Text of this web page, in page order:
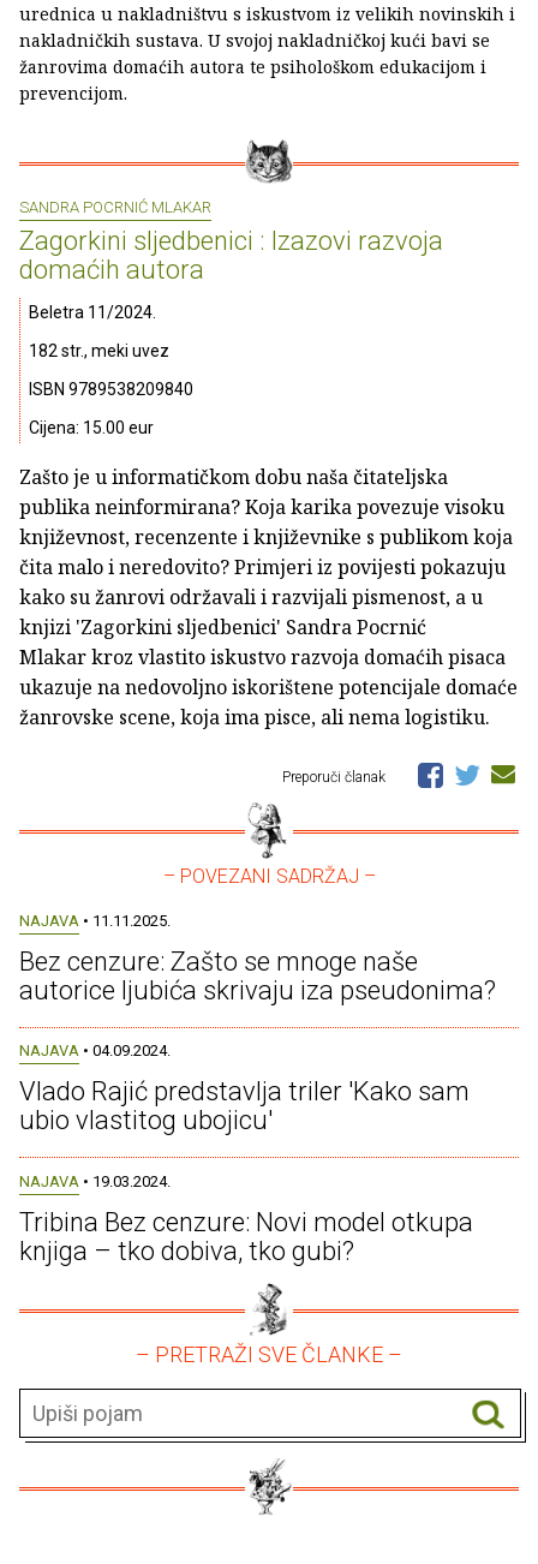
urednica u nakladništvu s iskustvom iz velikih novinskih i
nakladničkih sustava. U svojoj nakladničkoj kući bavi se
žanrovima domaćih autora te psihološkom edukacijom i
prevencijom.
SANDRA POCRNIĆ MLAKAR
Zagorkini sljedbenici : Izazovi razvoja
domaćih autora
Beletra 11/2024.
182 str., meki uvez
ISBN 9789538209840
Cijena: 15.00 eur
Zašto je u informatičkom dobu naša čitateljska
publika neinformirana? Koja karika povezuje visoku
književnost, recenzente i književnike s publikom koja
čita malo i neredovito? Primjeri iz povijesti pokazuju
kako su žanrovi održavali i razvijali pismenost, a u
knjizi 'Zagorkini sljedbenici' Sandra Pocrnić
Mlakar kroz vlastito iskustvo razvoja domaćih pisaca
ukazuje na nedovoljno iskorištene potencijale domaće
žanrovske scene, koja ima pisce, ali nema logistiku.
Preporuči članak
– POVEZANI SADRŽAJ –
NAJAVA • 11.11.2025.
Bez cenzure: Zašto se mnoge naše
autorice ljubića skrivaju iza pseudonima?
NAJAVA • 04.09.2024.
Vlado Rajić predstavlja triler 'Kako sam
ubio vlastitog ubojicu'
NAJAVA • 19.03.2024.
Tribina Bez cenzure: Novi model otkupa
knjiga – tko dobiva, tko gubi?
– PRETRAŽI SVE ČLANKE –